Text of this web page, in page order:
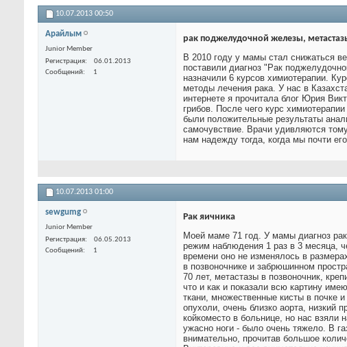
10.07.2013 00:50
Арайлым
Junior Member
Регистрация
06.01.2013
Сообщений
1
рак поджелудочной железы,
В 2010 году у мамы стал снижаться
поставили диагноз "Рак
назначили 6 курсов химиотерапии.
методы лечения рака. У нас в
интернете я прочитала блог Юрия
грибов. После чего курс
были положительные результаты
самочувствие. Врачи удивляются
нам надежду тогда, когда мы почти
10.07.2013 01:00
sewgumg
Junior Member
Регистрация
06.05.2013
Сообщений
1
Рак яичника
Моей маме 71 год. У мамы диагноз
режим наблюдения 1 раз в 3 месяца,
времени оно не изменялось в
в позвоночнике и забрюшинном
70 лет, метастазы в позвоночник,
что и как и показали всю картину
ткани, множественные кисты в почке
опухоли, очень близко аорта, низкий
койкоместо в больнице, но нас взяли
ужасно ноги - было очень тяжело. В
внимательно, прочитав большое